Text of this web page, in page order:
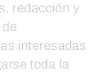
redacción y
interesadas
toda la